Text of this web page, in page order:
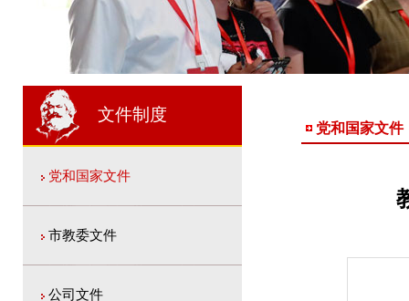
文件制度
党和国家文件
市教委文件
公司文件
党和国家文件